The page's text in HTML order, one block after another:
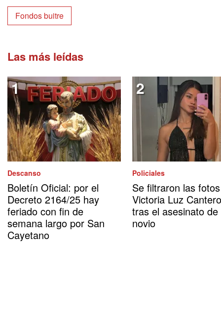
Fondos buitre
Las más leídas
Descanso
Boletín Oficial: por el
Decreto 2164/25 hay
feriado con fin de
semana largo por San
Cayetano
Policiales
Se filtraron las
Victoria Luz Cantero
tras el asesinato de
novio